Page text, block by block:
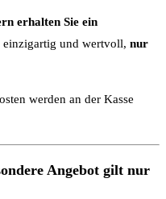
erhalten Sie ein
einzigartig und wertvoll, nur
werden an der Kasse
Angebot gilt nur